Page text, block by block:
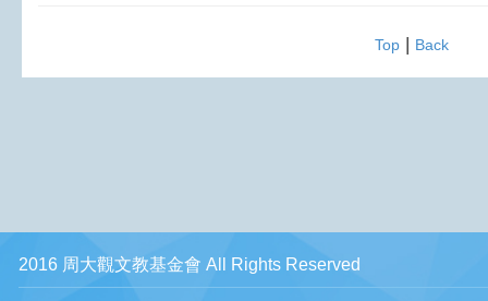
Top| Back
2016 周大觀文教基金會 All Rights Reserved